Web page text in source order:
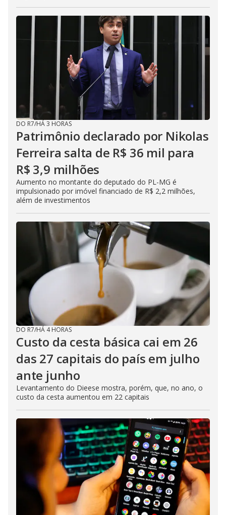
DO R7/HÁ 3 HORAS
Patrimônio declarado por Nikolas
Ferreira salta de R$ 36 mil para
R$ 3,9 milhões
Aumento no montante do deputado do PL-MG é
impulsionado por imóvel financiado de R$ 2,2 milhões,
além de investimentos
DO R7/HÁ 4 HORAS
Custo da cesta básica cai em 26
das 27 capitais do país em julho
ante junho
Levantamento do Dieese mostra, porém, que, no ano, o
custo da cesta aumentou em 22 capitais